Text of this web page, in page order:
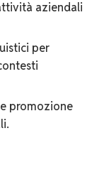
aziendali
per
promozione